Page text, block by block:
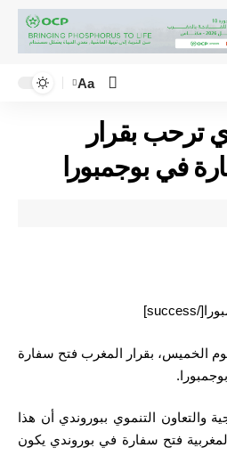
Aa
ترحب بقرار
في بوجمبورا
الخميس، بقرار المغرب فتح سفارة
والتعاون التنموي ببوروندي أن هذا
فتح سفارة في بوروندي يكون